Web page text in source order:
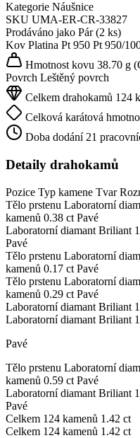
Kategorie Náušnice
SKU UMA-ER-CR-33827
Prodáváno jako Pár (2 ks)
Kov Platina Pt 950 Pt 950/
Hmotnost kovu 38.70 g
Povrch Leštěný povrch
Celkem drahokamů 124
Celková karátová
Doba dodání 21
Detaily drahokamů
Pozice Typ kamene Tvar
Tělo prstenu Laboratorní
kamenů 0.38 ct Pavé
Laboratorní diamant Briliant
Pavé
Tělo prstenu Laboratorní
kamenů 0.17 ct Pavé
Tělo prstenu Laboratorní
kamenů 0.29 ct Pavé
Laboratorní diamant Briliant
Laboratorní diamant Briliant
Pavé
Tělo prstenu Laboratorní
kamenů 0.59 ct Pavé
Laboratorní diamant Briliant
Pavé
Celkem 124 kamenů 1.42 ct
Celkem 124 kamenů 1.42 ct